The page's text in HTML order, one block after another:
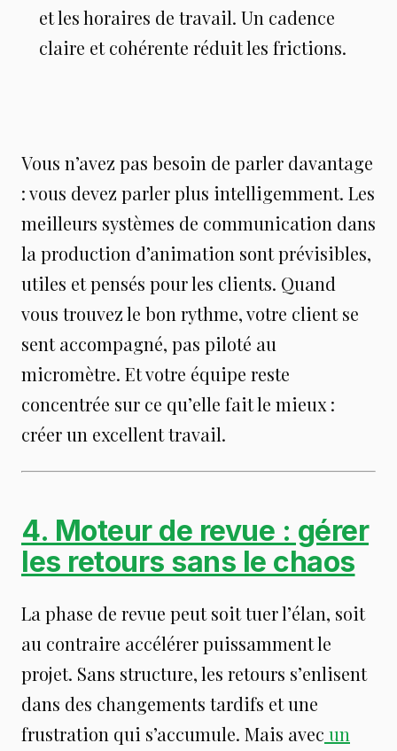
et les horaires de travail. Un cadence
claire et cohérente réduit les frictions.
Vous n’avez pas besoin de parler davantage
: vous devez parler plus intelligemment. Les
meilleurs systèmes de communication dans
la production d’animation sont prévisibles,
utiles et pensés pour les clients. Quand
vous trouvez le bon rythme, votre client se
sent accompagné, pas piloté au
micromètre. Et votre équipe reste
concentrée sur ce qu’elle fait le mieux :
créer un excellent travail.
4. Moteur de revue : gérer
les retours sans le chaos
La phase de revue peut soit tuer l’élan, soit
au contraire accélérer puissamment le
projet. Sans structure, les retours s’enlisent
dans des changements tardifs et une
frustration qui s’accumule. Mais avec un